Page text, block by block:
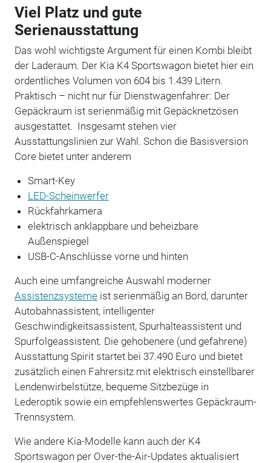
Viel Platz und gute
Serienausstattung
Das wohl wichtigste Argument für einen Kombi bleibt
der Laderaum. Der Kia K4 Sportswagon bietet hier ein
ordentliches Volumen von 604 bis 1.439 Litern.
Praktisch – nicht nur für Dienstwagenfahrer: Der
Gepäckraum ist serienmäßig mit Gepäcknetzösen
ausgestattet. Insgesamt stehen vier
Ausstattungslinien zur Wahl. Schon die Basisversion
Core bietet unter anderem
Smart-Key
LED-Scheinwerfer
Rückfahrkamera
elektrisch anklappbare und beheizbare
Außenspiegel
USB-C-Anschlüsse vorne und hinten
Auch eine umfangreiche Auswahl moderner
Assistenzsystemeist serienmäßig an Bord, darunter
Autobahnassistent, intelligenter
Geschwindigkeitsassistent, Spurhalteassistent und
Spurfolgeassistent. Die gehobenere (und gefahrene)
Ausstattung Spirit startet bei 37.490 Euro und bietet
zusätzlich einen Fahrersitz mit elektrisch einstellbarer
Lendenwirbelstütze, bequeme Sitzbezüge in
Lederoptik sowie ein empfehlenswertes Gepäckraum-
Trennsystem.
Wie andere Kia-Modelle kann auch der K4
Sportswagon per Over-the-Air-Updates aktualisiert